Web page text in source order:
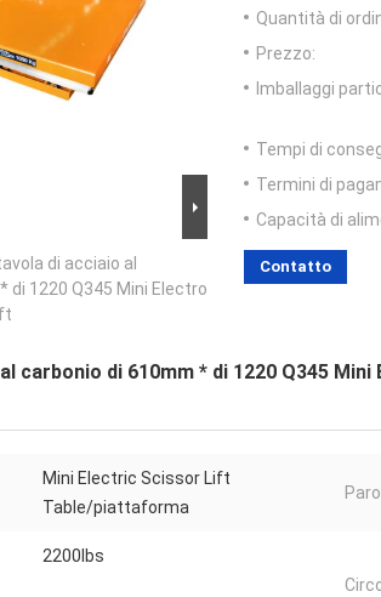
di acciaio al
di 1220 Q345 Mini Electro
Quantità di
Prezzo:
Imballaggi
Tempi di
Termini di
Capacità di
Contatto
carbonio di 610mm * di 1220 Q345
Mini Electric Scissor Lift
Table/piattaforma
2200lbs